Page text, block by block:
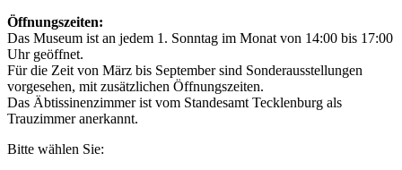
Öffnungszeiten:
Das Museum ist an jedem 1. Sonntag im Monat von 14:00 bis 17:00
Uhr geöffnet.
Für die Zeit von März bis September sind Sonderausstellungen
vorgesehen, mit zusätzlichen Öffnungszeiten.
Das Äbtissinenzimmer ist vom Standesamt Tecklenburg als
Trauzimmer anerkannt.
Bitte wählen Sie: